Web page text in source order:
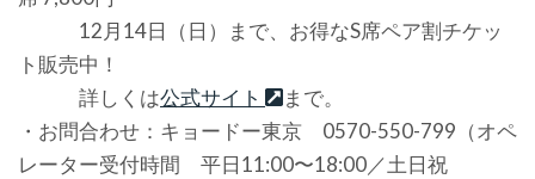
12月14日（日）まで、お得なS席ペア割チケッ
ト販売中！
詳しくは公式サイト
まで。
・お問合わせ：キョードー東京 0570-550-799（オペ
レーター受付時間 平日11:00〜18:00／土日祝